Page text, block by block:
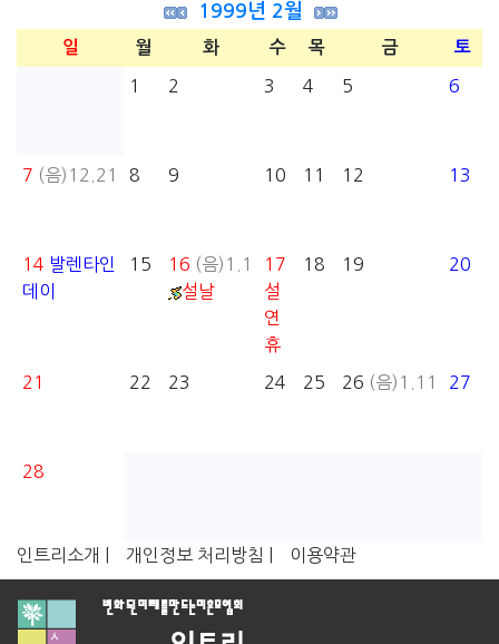
1999년 2월
일 월 화 수 목 금 토
1 2 3 4 5 6
7 (음)12.21 8 9 10 11 12 13
14 발렌타인
데이
15 16 (음)1.1
설날
17
설
연
휴
18 19 20
21 22 23 24 25 26 (음)1.11 27
28
인트리소개 | 개인정보 처리방침 | 이용약관